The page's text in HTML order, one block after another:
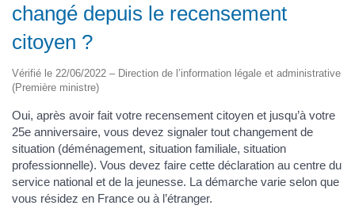
changé depuis le recensement
citoyen ?
Vérifié le 22/06/2022 – Direction de l’information légale et administrative
(Première ministre)
Oui, après avoir fait votre recensement citoyen et jusqu’à votre
25e anniversaire, vous devez signaler tout changement de
situation (déménagement, situation familiale, situation
professionnelle). Vous devez faire cette déclaration au centre du
service national et de la jeunesse. La démarche varie selon que
vous résidez en France ou à l’étranger.